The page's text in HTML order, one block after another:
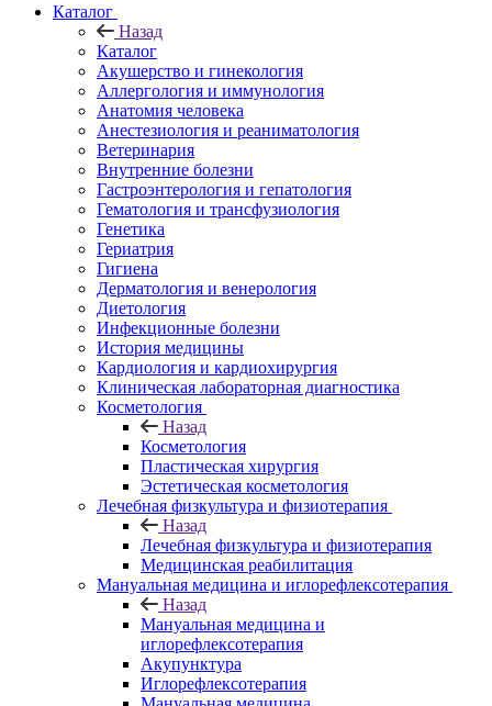
Каталог
Назад
Каталог
Акушерство и гинекология
Аллергология и иммунология
Анатомия человека
Анестезиология и реаниматология
Ветеринария
Внутренние болезни
Гастроэнтерология и гепатология
Гематология и трансфузиология
Генетика
Гериатрия
Гигиена
Дерматология и венерология
Диетология
Инфекционные болезни
История медицины
Кардиология и кардиохирургия
Клиническая лабораторная диагностика
Косметология
Назад
Косметология
Пластическая хирургия
Эстетическая косметология
Лечебная физкультура и физиотерапия
Назад
Лечебная физкультура и физиотерапия
Медицинская реабилитация
Мануальная медицина и иглорефлексотерапия
Назад
Мануальная медицина и
иглорефлексотерапия
Акупунктура
Иглорефлексотерапия